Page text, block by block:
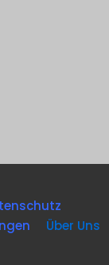
Über Uns